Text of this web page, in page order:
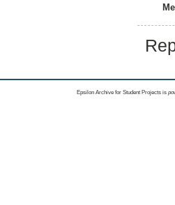
Epsilon Archive for Student Projects is